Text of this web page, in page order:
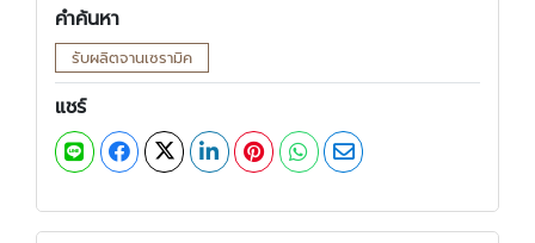
คำค้นหา
รับผลิตจานเซรามิค
แชร์